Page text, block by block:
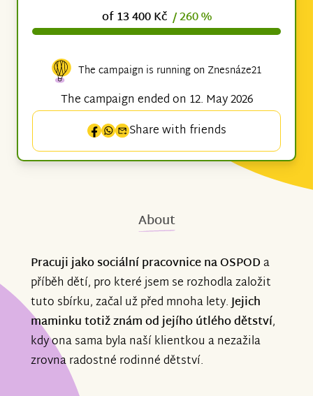
of 13 400 Kč / 260 %
The campaign is running on Znesnáze21
The campaign ended on 12. May 2026
Share with friends
About
Pracuji jako sociální pracovnice na OSPODa
příběh dětí, pro které jsem se rozhodla založit
tuto sbírku, začal už před mnoha lety.Jejich
maminku totiž znám od jejího útlého dětství,
kdy ona sama byla naší klientkou a nezažila
zrovna radostné rodinné dětství.